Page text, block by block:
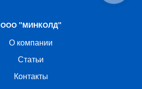
ООО "МИНКОЛД"
О компании
Статьи
Контакты